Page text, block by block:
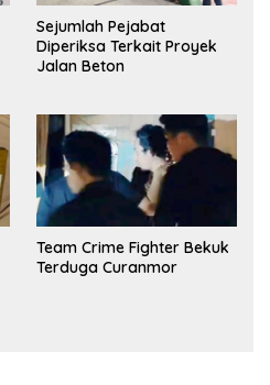
Sejumlah Pejabat
Diperiksa Terkait Proyek
Jalan Beton
Team Crime Fighter Bekuk
Terduga Curanmor